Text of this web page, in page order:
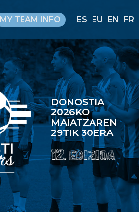
MY TEAM INFO ES EU EN FR
DONOSTIA
2026KO
MAIATZAREN
29TIK 30ERA